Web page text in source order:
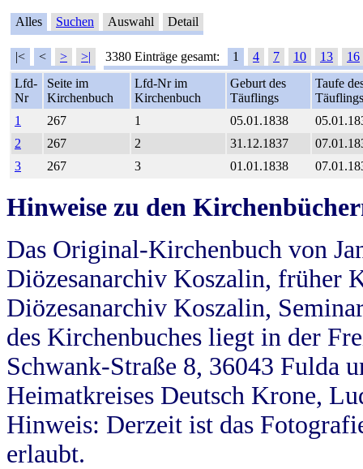
Alles Suchen Auswahl Detail
|< < > >| 3380 Einträge gesamt: 1 4 7 10 13
16
Lfd-
Nr
Seite im
Kirchenbuch
Lfd-Nr im
Kirchenbuch
Geburt des
Täuflings
Taufe
Täuflings
1
267 1 05.01.1838
2
267 2 31.12.1837
3
267 3 01.01.1838
Hinweise zu den
Das Original-Kirchenbuch von
Diözesanarchiv Koszalin, früher
Diözesanarchiv Koszalin,
des Kirchenbuches liegt in der
Schwank-Straße 8, 36043 Fulda
Heimatkreises Deutsch Krone,
Hinweis: Derzeit ist das
erlaubt.